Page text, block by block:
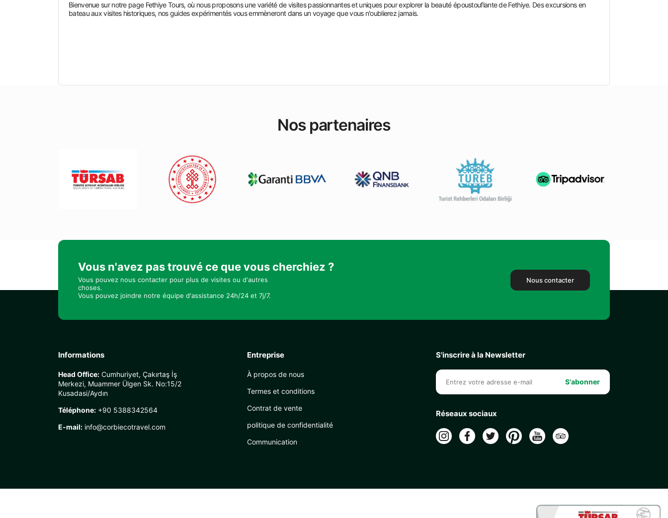
Bienvenue sur notre page Fethiye Tours, où nous proposons une variété de visites passionnantes et uniques pour explorer la beauté époustouflante de Fethiye. Des excursions en
bateau aux visites historiques, nos guides expérimentés vous emmèneront dans un voyage que vous n'oublierez jamais.
Nos partenaires
Vous n'avez pas trouvé ce que vous cherchiez ?
Vous pouvez nous contacter pour plus de visites ou d'autres
choses.
Vous pouvez joindre notre équipe d'assistance 24h/24 et 7j/7.
Nous contacter
Informations
Head Office: Cumhuriyet, Çakırtaş İş
Merkezi, Muammer Ülgen Sk. No:15/2
Kusadasi/Aydın
Téléphone: +90 5388342564
E-mail: info@corbiecotravel.com
Entreprise
À propos de nous
Termes et conditions
Contrat de vente
politique de confidentialité
Communication
S'inscrire à la Newsletter
S'abonner
Réseaux sociaux